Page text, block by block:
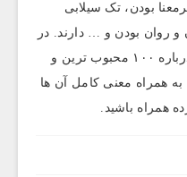
بودن، تک سیلابی
و روان بودن و … دارند. در
این مقاله اطلاعات بسیار کاملی درباره ۱۰۰ محبوب ترین و
به همراه معنی کامل آن ها
همراه باشید.